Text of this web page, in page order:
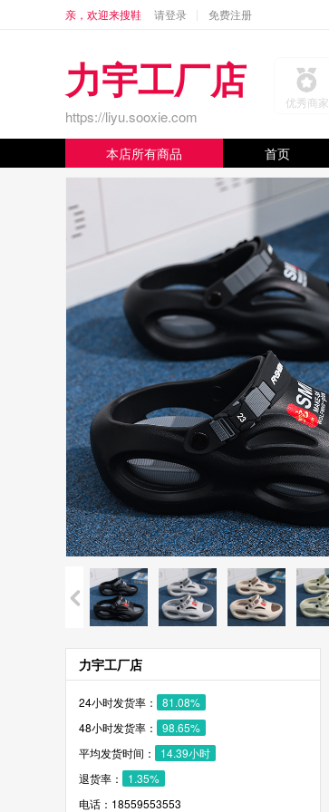
亲，欢迎来搜鞋 请登录 免费注册
力宇工厂店
https://liyu.sooxie.com
优秀商家
本店所有商品 首页
力宇工厂店
24小时发货率：
81.08%
48小时发货率：
98.65%
平均发货时间：
14.39小时
退货率：
1.35%
电话：18559553553